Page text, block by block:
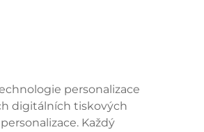
personalizace
digitálních tiskových
Každý